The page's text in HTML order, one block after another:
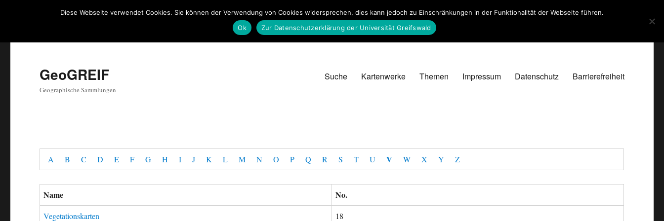
GeoGREIF
Geographische Sammlungen
Suche Kartenwerke Themen Impressum Datenschutz Barrierefreiheit
A B C D E F G H I J K L M N O P Q R S T U V W X Y Z
Name No.
Vegetationskarten 18
Diese Webseite verwendet Cookies. Sie können der Verwendung von Cookies widersprechen, dies kann jedoch zu Einschränkungen in der Funktionalität der Webseite führen.
Ok
Zur Datenschutzerklärung der Universität Greifswald